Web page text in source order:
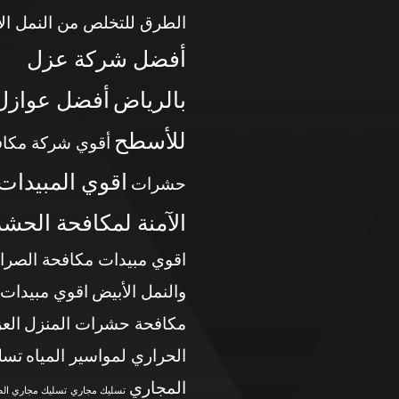
الطرق للتخلص من النمل
أفضل شركة عزل
بالرياض أفضل
للأسطح أقوي شركة
حشرات
اقوي
الآمنة لمكافحة
اقوي مبيدات مكافحة
والنمل الأبيض اقوي مبيدات
مكافحة حشرات المنزل
الحراري لمواسير المياه
المجاري تسليك مجاري تسليك مجاري